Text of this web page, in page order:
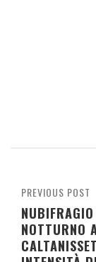
PREVIOUS POST
NUBIFRAGIO
NOTTURNO